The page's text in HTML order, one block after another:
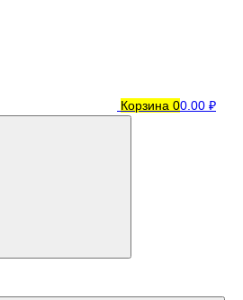
Корзина 00.00 ₽